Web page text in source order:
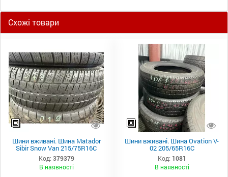
Схожі товари
Шини вживані. Шина Matador
Sibir Snow Van 215/75R16C
Код: 379379
В наявності
Шини вживані. Шина Ovation V-
02 205/65R16C
Код: 1081
В наявності